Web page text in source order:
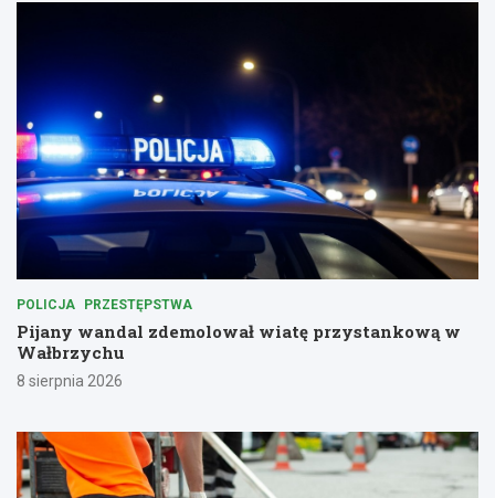
POLICJA PRZESTĘPSTWA
Pijany wandal zdemolował wiatę przystankową w
Wałbrzychu
8 sierpnia 2026